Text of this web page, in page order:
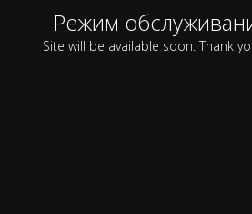
Режим
Site will be available soon. Thank